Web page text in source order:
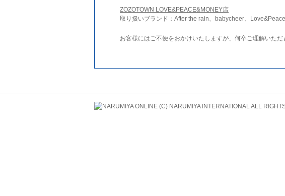
ZOZOTOWN LOVE&PEACE&MONEY店
取り扱いブランド：After the rain、babycheer、
お客様にはご不便をおかけいたしますが、何卒ご理解いただ